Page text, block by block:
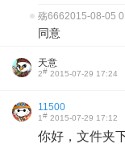
殇6662015-08-05
同意
天意
2# 2015-07-29 17:24
11500
1# 2015-07-29 17:12
你好，文件夹